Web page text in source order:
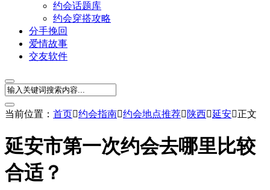
约会话题库
约会穿搭攻略
分手挽回
爱情故事
交友软件
当前位置： 首页约会指南约会地点推荐 陕西延安正文
延安市第一次约会去哪里比较
合适？